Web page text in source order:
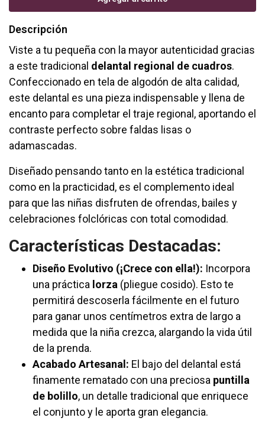
Descripción
Viste a tu pequeña con la mayor autenticidad gracias
a este tradicional delantal regional de cuadros.
Confeccionado en tela de algodón de alta calidad,
este delantal es una pieza indispensable y llena de
encanto para completar el traje regional, aportando el
contraste perfecto sobre faldas lisas o
adamascadas.
Diseñado pensando tanto en la estética tradicional
como en la practicidad, es el complemento ideal
para que las niñas disfruten de ofrendas, bailes y
celebraciones folclóricas con total comodidad.
Características Destacadas:
Diseño Evolutivo (¡Crece con ella!): Incorpora
una práctica lorza (pliegue cosido). Esto te
permitirá descoserla fácilmente en el futuro
para ganar unos centímetros extra de largo a
medida que la niña crezca, alargando la vida útil
de la prenda.
Acabado Artesanal: El bajo del delantal está
finamente rematado con una preciosa puntilla
de bolillo, un detalle tradicional que enriquece
el conjunto y le aporta gran elegancia.